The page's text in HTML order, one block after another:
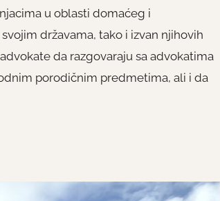
u oblasti domaćeg i
državama, tako i izvan njihovih
da razgovaraju sa advokatima
porodičnim predmetima, ali i da